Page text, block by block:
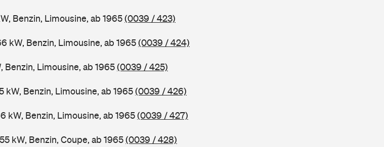
Benzin, Limousine, ab 1965(0039 / 423)
kW, Benzin, Limousine, ab 1965(0039 / 424)
Benzin, Limousine, ab 1965(0039 / 425)
kW, Benzin, Limousine, ab 1965(0039 / 426)
kW, Benzin, Limousine, ab 1965(0039 / 427)
kW, Benzin, Coupe, ab 1965(0039 / 428)